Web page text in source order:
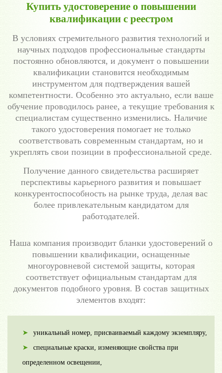
Купить удостоверение о повышении
квалификации с реестром
В условиях стремительного развития технологий и
научных подходов профессиональные стандарты
постоянно обновляются, и документ о повышении
квалификации становится необходимым
инструментом для подтверждения вашей
компетентности. Особенно это актуально, если ваше
обучение проводилось ранее, а текущие требования к
специалистам существенно изменились. Наличие
такого удостоверения помогает не только
соответствовать современным стандартам, но и
укреплять свои позиции в профессиональной среде.
Получение данного свидетельства расширяет
перспективы карьерного развития и повышает
конкурентоспособность на рынке труда, делая вас
более привлекательным кандидатом для
работодателей.
Наша компания производит бланки удостоверений о
повышении квалификации, оснащенные
многоуровневой системой защиты, которая
соответствует официальным стандартам для
документов подобного уровня. В состав защитных
элементов входят:
уникальный номер, присваиваемый каждому экземпляру,
специальные краски, изменяющие свойства при
определенном освещении,